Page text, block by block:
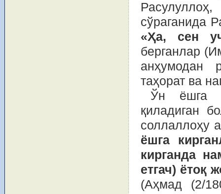
сўраганида
«Ҳа, сен
берганлар
анҳумодан
таҳорат ва
Ўн ёшга
қиладиган
соллаллоҳу
ёшга
кирганда
етгач) ётоқ
(Аҳмад (2/